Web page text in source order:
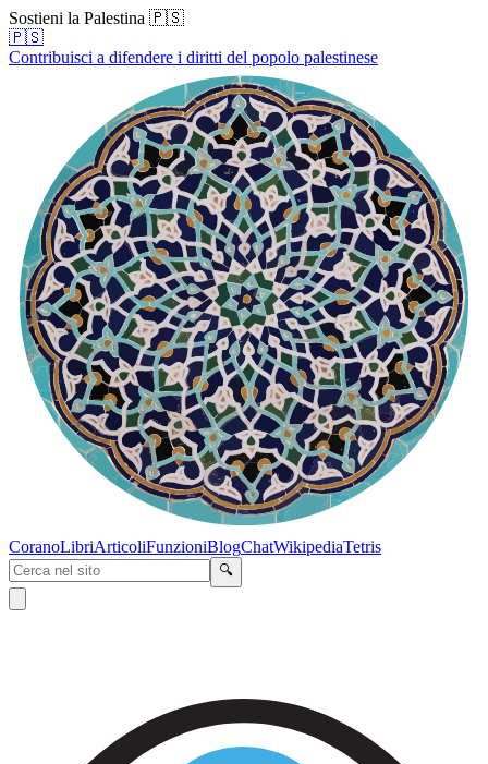
Sostieni la Palestina 🇵🇸
🇵🇸
Contribuisci a difendere i diritti del popolo palestinese
CoranoLibriArticoliFunzioniBlogChatWikipediaTetris
🔍